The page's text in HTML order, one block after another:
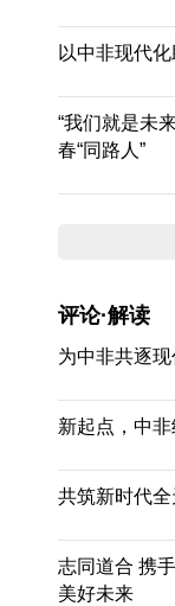
以中非现代
“我们就是未
春“同路人”
评论·解读
为中非共逐
新起点，中非
共筑新时代
志同道合 携
美好未来